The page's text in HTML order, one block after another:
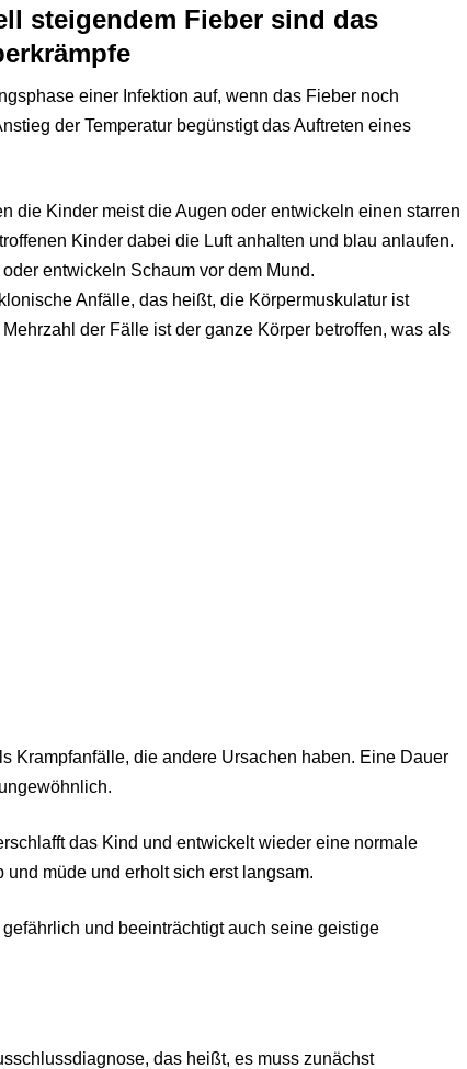
steigendem Fieber sind das
einer Infektion auf, wenn das Fieber noch
der Temperatur begünstigt das Auftreten eines
die Kinder meist die Augen oder entwickeln einen starren
Kinder dabei die Luft anhalten und blau anlaufen.
entwickeln Schaum vor dem Mund.
Anfälle, das heißt, die Körpermuskulatur ist
der Fälle ist der ganze Körper betroffen, was als
Krampfanfälle, die andere Ursachen haben. Eine Dauer
das Kind und entwickelt wieder eine normale
und müde und erholt sich erst langsam.
und beeinträchtigt auch seine geistige
das heißt, es muss zunächst